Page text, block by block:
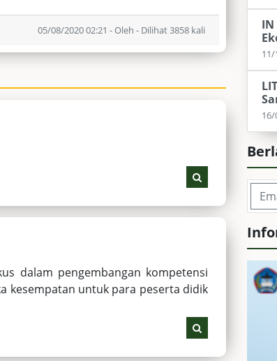
05/08/2020 02:21 - Oleh - Dilihat 3858 kali
dalam pengembangan kompetensi
kesempatan untuk para peserta didik
IN
11/
16/